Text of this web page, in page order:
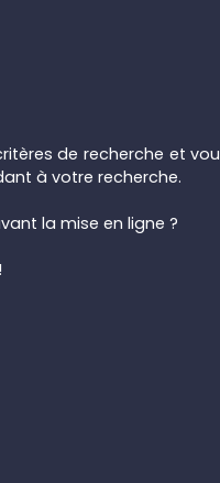
de recherche et
à votre recherche.
la mise en ligne ?